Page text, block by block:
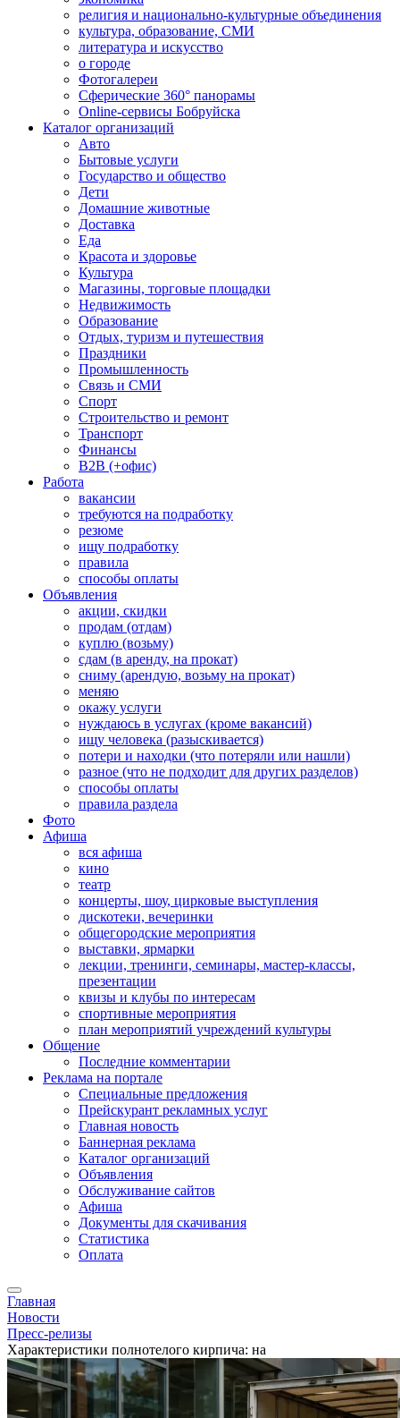
религия и национально-культурные объединения
культура, образование, СМИ
литература и искусство
о городе
Фотогалереи
Сферические 360° панорамы
Online-сервисы Бобруйска
Каталог организаций
Авто
Бытовые услуги
Государство и общество
Дети
Домашние животные
Доставка
Еда
Красота и здоровье
Культура
Магазины, торговые площадки
Недвижимость
Образование
Отдых, туризм и путешествия
Праздники
Промышленность
Связь и СМИ
Спорт
Строительство и ремонт
Транспорт
Финансы
B2B (+офис)
Работа
вакансии
требуются на подработку
резюме
ищу подработку
правила
способы оплаты
Объявления
акции, скидки
продам (отдам)
куплю (возьму)
сдам (в аренду, на прокат)
сниму (арендую, возьму на прокат)
меняю
окажу услуги
нуждаюсь в услугах (кроме вакансий)
ищу человека (разыскивается)
потери и находки (что потеряли или нашли)
разное (что не подходит для других разделов)
способы оплаты
правила раздела
Фото
Афиша
вся афиша
кино
театр
концерты, шоу, цирковые выступления
дискотеки, вечеринки
общегородские мероприятия
выставки, ярмарки
лекции, тренинги, семинары, мастер-классы,
презентации
квизы и клубы по интересам
спортивные мероприятия
план мероприятий учреждений культуры
Общение
Последние комментарии
Реклама на портале
Специальные предложения
Прейскурант рекламных услуг
Главная новость
Баннерная реклама
Каталог организаций
Объявления
Обслуживание сайтов
Афиша
Документы для скачивания
Статистика
Оплата
Главная
Новости
Пресс-релизы
Характеристики полнотелого кирпича: на